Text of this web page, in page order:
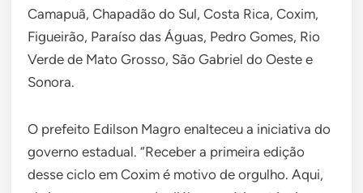
Camapuã, Chapadão do Sul, Costa Rica, Coxim,
Figueirão, Paraíso das Águas, Pedro Gomes, Rio
Verde de Mato Grosso, São Gabriel do Oeste e
Sonora.
O prefeito Edilson Magro enalteceu a iniciativa do
governo estadual. “Receber a primeira edição
desse ciclo em Coxim é motivo de orgulho. Aqui,